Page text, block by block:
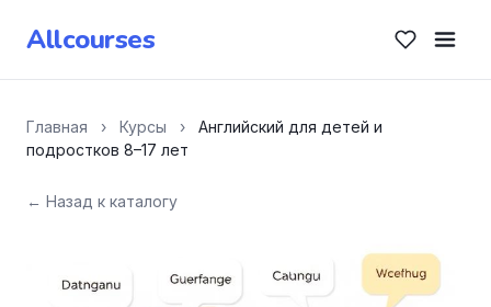
Allcourses
Главная › Курсы ›
Английский для детей и
подростков 8–17 лет
← Назад к каталогу